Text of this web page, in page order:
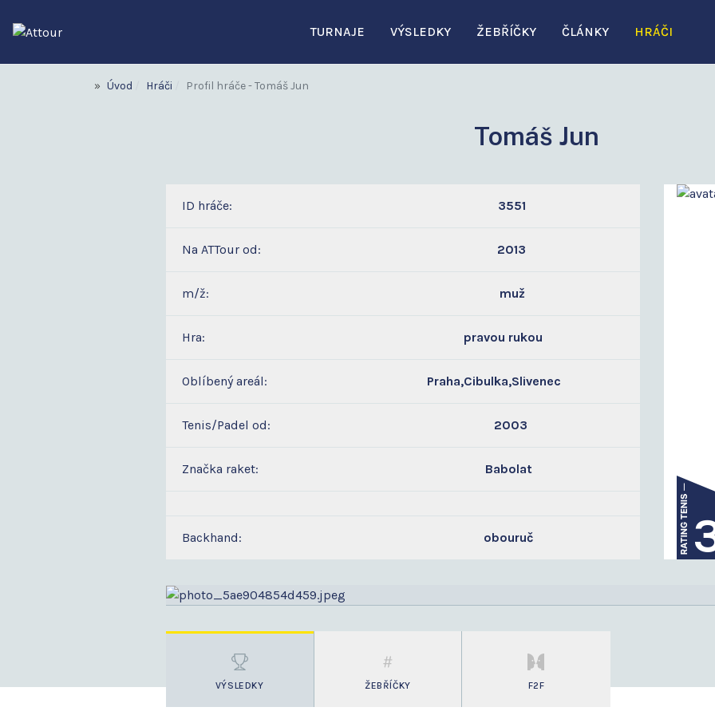
TURNAJE VÝSLEDKY ŽEBŘÍČKY ČLÁNKY HRÁČI
Úvod Hráči Profil hráče - Tomáš Jun
Tomáš Jun
ID hráče: 3551
Na ATTour od: 2013
m/ž: muž
Hra: pravou rukou
Oblíbený areál: Praha,Cibulka,Slivenec
Tenis/Padel od: 2003
Značka raket: Babolat
Backhand: obouruč
VÝSLEDKY ŽEBŘÍČKY F2F